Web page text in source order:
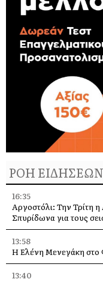
ΡΟΗ ΕΙΔΗΣΕΩΝ
16:35
Αργοστόλι: Την Τρίτη η
Σπυρίδωνα για τους
13:58
Η Ελένη Μενεγάκη στο
13:40